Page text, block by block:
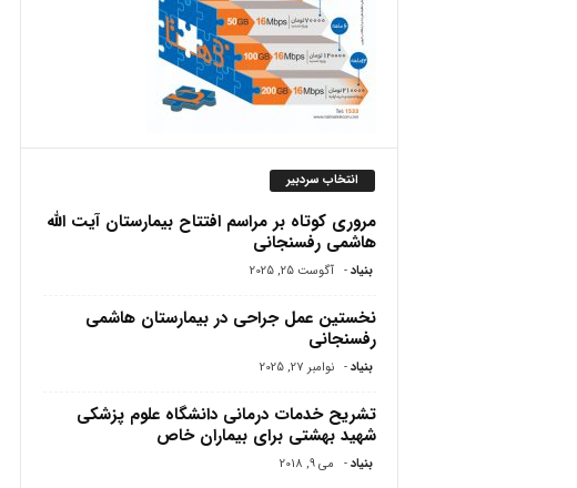
انتخاب سردبیر
مروری کوتاه بر مراسم افتتاح بیمارستان آیت الله
هاشمی‌ رفسنجانی
بنیاد - آگوست 25, 2025
نخستین عمل جراحی در بیمارستان هاشمی
رفسنجانی
بنیاد - نوامبر 27, 2025
تشریح خدمات درمانی دانشگاه علوم پزشکی
شهید بهشتی برای بیماران خاص
بنیاد - می 9, 2018